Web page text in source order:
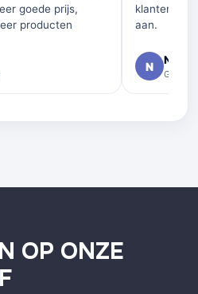
goede prijs,
producten
aan.
N Nelly
Google
OP ONZE